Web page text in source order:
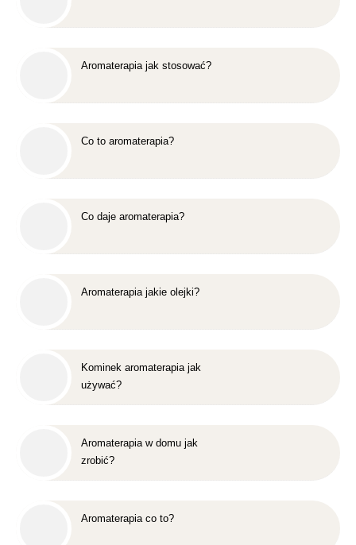
Aromaterapia jak stosować?
Co to aromaterapia?
Co daje aromaterapia?
Aromaterapia jakie olejki?
Kominek aromaterapia jak
używać?
Aromaterapia w domu jak
zrobić?
Aromaterapia co to?